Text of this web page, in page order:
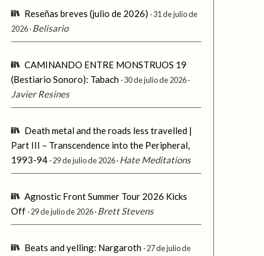
Reseñas breves (julio de 2026)
31 de julio de
2026 Belisario
CAMINANDO ENTRE MONSTRUOS 19
(Bestiario Sonoro): Tabach 30 de julio de 2026
Javier Resines
Death metal and the roads less travelled |
Part III – Transcendence into the Peripheral,
1993-94 29 de julio de 2026 Hate Meditations
Agnostic Front Summer Tour 2026 Kicks
Off 29 de julio de 2026 Brett Stevens
Beats and yelling: Nargaroth 27 de julio de